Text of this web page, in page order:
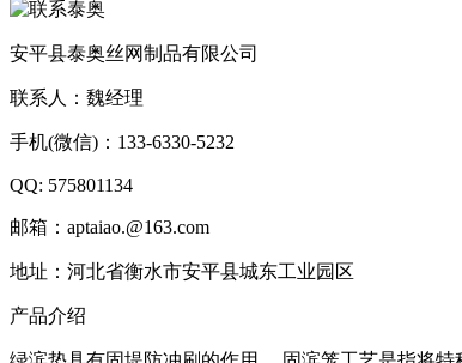
安平县泰奥丝网制品有限公司
联系人：魏经理
手机(微信)：133-6330-5232
QQ: 575801134
邮箱：aptaiao.@163.com
地址：河北省衡水市安平县城东工业园区
产品介绍